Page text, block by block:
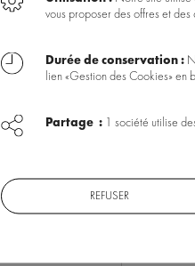
vous proposer des offres et des
Durée de conservation :
lien «Gestion des Cookies» en
Partage : 1 société utilise
REFUSER
DONNÉES TECHNIQUES